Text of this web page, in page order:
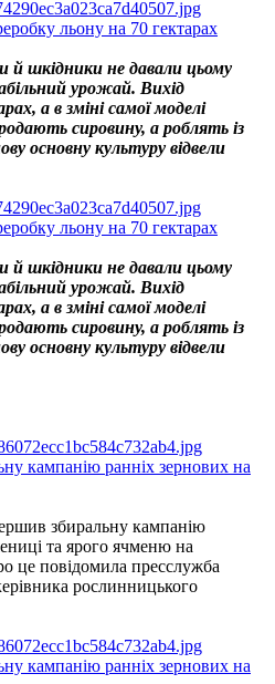
льону на 70 гектарах
й шкідники не давали цьому
урожай. Вихід
а в зміні самої моделі
сировину, а роблять із
основну культуру відвели
льону на 70 гектарах
й шкідники не давали цьому
урожай. Вихід
а в зміні самої моделі
сировину, а роблять із
основну культуру відвели
кампанію ранніх зернових на
збиральну кампанію
та ярого ячменю на
це повідомила пресслужба
рослинницького
кампанію ранніх зернових на